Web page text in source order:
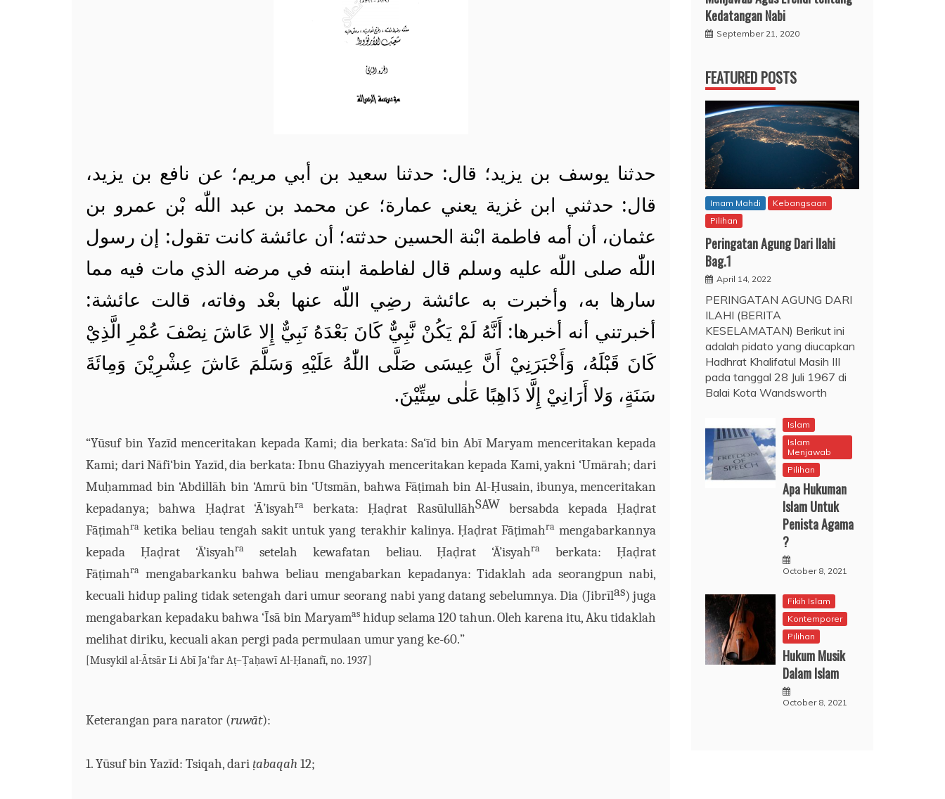
حدثنا يوسف بن يزيد؛ قال: حدثنا سعيد بن أبي مريم؛ عن نافع بن يزيد،
قال: حدثني ابن غزية يعني عمارة؛ عن محمد بن عبد اللّٰه بْن عمرو بن
عثمان، أن أمه فاطمة ابْنة الحسين حدثته؛ أن عائشة كانت تقول: إن رسول
اللّٰه صلى اللّٰه عليه وسلم قال لفاطمة ابنته في مرضه الذي مات فيه مما
سارها به، وأخبرت به عائشة رضِي اللّه عنها بعْد وفاته، قالت عائشة:
أخبرتني أنه أخبرها: أَنَّهُ لَمْ يَكُنْ نَّبِيٌّ كَانَ بَعْدَهُ نَبِيٌّ إِلا عَاشَ نِصْفَ عُمْرِ الَّذِيْ
كَانَ قَبْلَهُ، وَأَخْبَرَنِيْ أَنَّ عِيسَى صَلَّى اللّٰهُ عَلَيْهِ وَسَلَّمَ عَاشَ عِشْرِيْنَ وَمِائَةَ
سَنَةٍ، وَلا أَرَانِيْ إِلَّا ذَاهِبًا عَلٰى سِتِّيْنَ.
“Yūsuf bin Yazīd menceritakan kepadaKami; dia berkata: Sa‘īdbin Abī Maryam menceritakan kepada
Kami; dari Nāfi‘bin Yazīd, dia berkata: Ibnu Ghaziyyah menceritakan kepada Kami, yakni ‘Umārah; dari
Muḥammad bin ‘Abdillāhbin ‘Amrū bin ‘Utsmān, bahwa Fāṭimahbin Al-Ḥusain, ibunya, menceritakan
kepadanya; bahwa Ḥaḍrat ‘Ā’isyahraberkata:Ḥaḍrat RasūlullāhSAW bersabda kepadaḤaḍrat
Fāṭimahra ketika beliau tengah sakituntuk yang terakhir kalinya. Ḥaḍrat Fāṭimahra mengabarkannya
kepadaḤaḍrat ‘Ā’isyahra setelah kewafatan beliau.Ḥaḍrat ‘Ā’isyahra berkata:Ḥaḍrat
Fāṭimahra mengabarkanku bahwa beliau mengabarkan kepadanya: Tidaklah ada seorangpun nabi,
kecuali hidup paling tidak setengah dari umur seorang nabiyang datang sebelumnya. Dia (Jibrīlas)juga
mengabarkan kepadaku bahwa ‘Īsābin Maryamas hidup selama 120 tahun.Oleh karena itu, Aku tidaklah
melihat diriku, kecuali akan pergi padapermulaan umur yang ke-60.”
[Musykil al-Ātsār Li AbīJa‘far Aṭ–ṬaḥawīAl-Ḥanafī, no. 1937]
Keterangan para narator (ruwāt):
1. Yūsufbin Yazīd: Tsiqah, dari ṭabaqah 12;
Kedatangan Nabi
September 21, 2020
FEATURED POSTS
Imam Mahdi
Kebangsaan
Pilihan
Peringatan Agung Dari Ilahi
Bag.1
April 14, 2022
PERINGATAN AGUNG DARI
ILAHI (BERITA
KESELAMATAN) Berikut ini
adalah pidato yang diucapkan
Hadhrat Khalifatul Masih III
pada tanggal 28 Juli 1967 di
Balai Kota Wandsworth
Islam
Islam
Menjawab
Pilihan
Apa Hukuman
Islam Untuk
Penista Agama
?
October 8, 2021
Fikih Islam
Kontemporer
Pilihan
Hukum Musik
Dalam Islam
October 8, 2021